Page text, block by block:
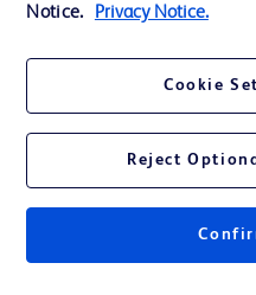
プライバシーポリシー
© 2026 BD. All rights reserved. BD
Becton, Dickinson and Company.
Notice.
Privacy Notice.
Cookie
Reject